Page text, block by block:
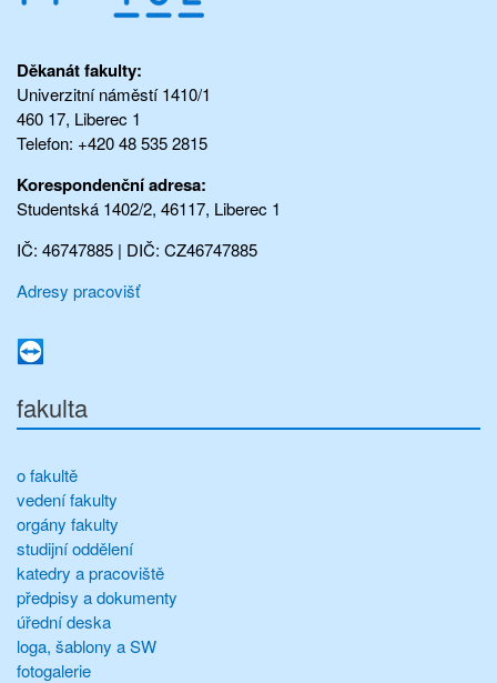
Děkanát fakulty:
Univerzitní náměstí 1410/1
460 17, Liberec 1
Telefon: +420 48 535 2815
Korespondenční adresa:
Studentská 1402/2, 46117, Liberec 1
IČ: 46747885 | DIČ: CZ46747885
Adresy pracovišť
fakulta
o fakultě
vedení fakulty
orgány fakulty
studijní oddělení
katedry a pracoviště
předpisy a dokumenty
úřední deska
loga, šablony a SW
fotogalerie